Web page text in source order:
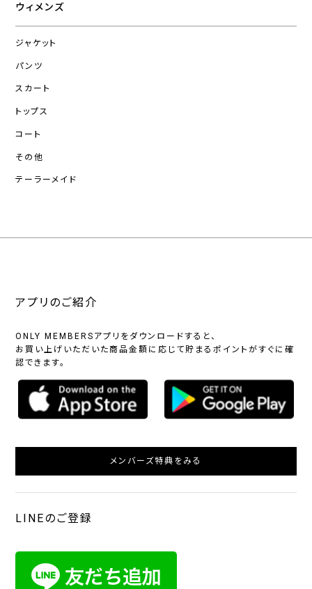
ウィメンズ
ジャケット
パンツ
スカート
トップス
コート
その他
テーラーメイド
アプリのご紹介
ONLY MEMBERSアプリをダウンロードすると、
お買い上げいただいた商品金額に応じて貯まるポイントがすぐに確
認できます。
メンバーズ特典をみる
LINEのご登録